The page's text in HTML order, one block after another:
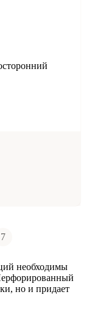
7
необходимы
но и придает